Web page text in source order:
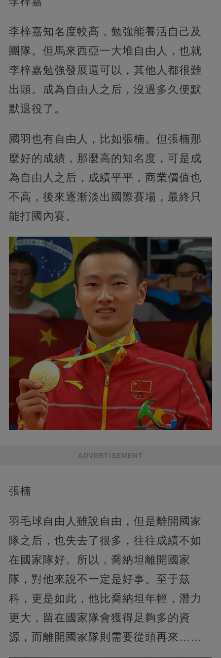
李梓嘉知名度較高，勉強能養活自己及
團隊。但馬來西亞一大堆自由人，也就
李梓嘉勉強發展還可以，其他人都很難
出頭。成為自由人之后，沒過多久便默
默退役了。
國羽也有自由人，比如張楠。但張楠那
麼好的成績，那麼高的知名度，可是成
為自由人之后，成績平平，商業價值也
不高，後來逐漸淡出國際賽場，最終只
能打國內賽。
ADVERTISEMENT
張楠
羽毛球自由人雖說自由，但是離開國家
隊之后，也失去了很多，往往成績不如
在國家隊好。所以，喬納坦離開國家
隊，對他來說不一定是好事。至于茲
科，更是如此，他比喬納坦年輕，潛力
更大，留在國家隊會獲得足夠多的資
源，而離開國家隊則需要從頭再來……